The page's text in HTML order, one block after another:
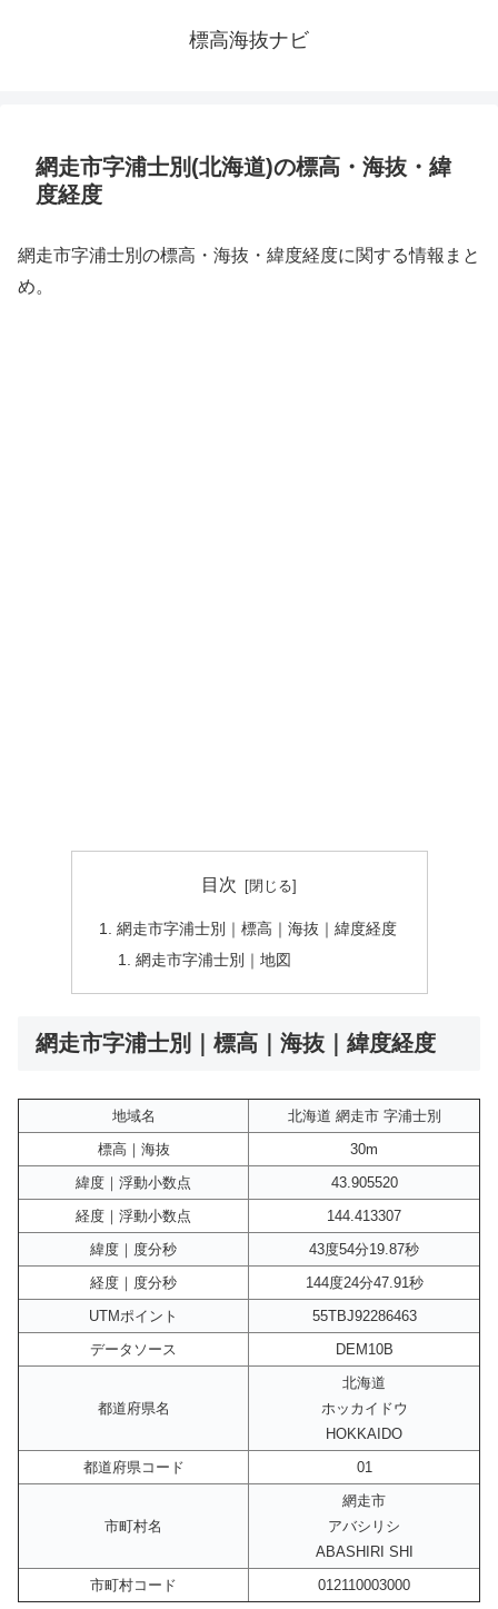
標高海抜ナビ
網走市字浦士別(北海道)の標高・海抜・緯
度経度
網走市字浦士別の標高・海抜・緯度経度に関する情報まと
め。
目次
網走市字浦士別｜標高｜海抜｜緯度経度
網走市字浦士別｜地図
網走市字浦士別｜標高｜海抜｜緯度経度
地域名
北海道 網走市 字浦士別
標高｜海抜
30m
緯度｜浮動小数点
43.905520
経度｜浮動小数点
144.413307
緯度｜度分秒
43度54分19.87秒
経度｜度分秒
144度24分47.91秒
UTMポイント
55TBJ92286463
データソース
DEM10B
都道府県名
北海道
ホッカイドウ
HOKKAIDO
都道府県コード
01
市町村名
網走市
アバシリシ
ABASHIRI SHI
市町村コード
012110003000